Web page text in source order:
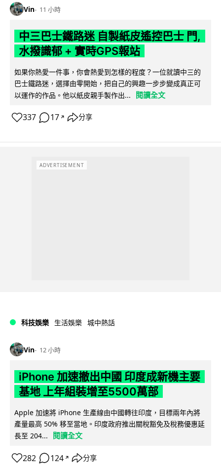
Vin 11 小時
中三巴士鐵路迷 自製紙皮遙控巴士 門,
水撥識郁 + 實時GPS報站
如果你熱愛一件事，你會熱愛到怎樣的程度？一位就讀中三的
巴士鐵路迷，選擇由零開始，把自己的興趣一步步變成真正可
以運作的作品。他以紙皮親手製作出...
閱讀全文
337 17 ↗ 分享
ADVERTISEMENT
科技娛樂 生活娛樂 城中熱話
Vin 12 小時
iPhone 加速撤出中國 印度成新機主要
基地 上年組裝增至5500萬部
Apple 加速將 iPhone 生產線由中國轉往印度，目標兩年內將
產量最高 50% 移至當地。印度政府推出關稅豁免及稅務優惠延
長至 204...
閱讀全文
282 124 ↗ 分享